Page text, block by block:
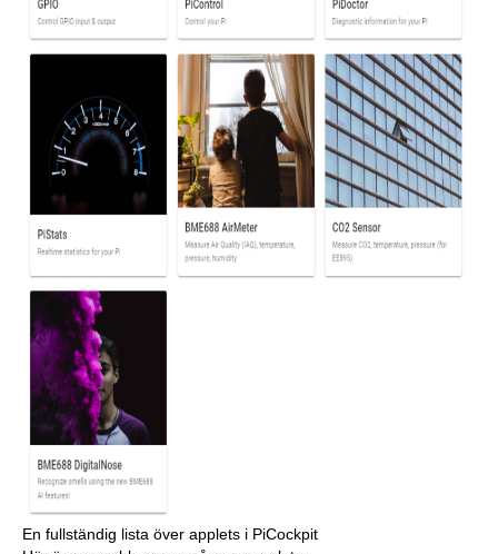
En fullständig lista över applets i PiCockpit